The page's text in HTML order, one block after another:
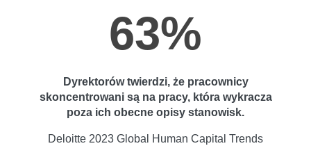
63%
Dyrektorów twierdzi, że pracownicy
skoncentrowani są na pracy, która wykracza
poza ich obecne opisy stanowisk.
Deloitte 2023 Global Human Capital Trends